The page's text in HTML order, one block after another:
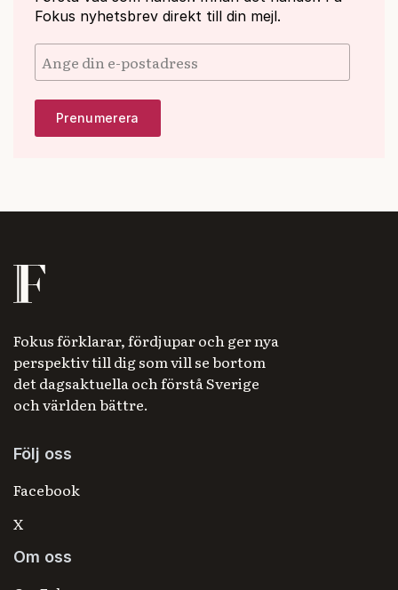
Fokus nyhetsbrev direkt till din mejl.
Fokus förklarar, fördjupar och ger nya
perspektiv till dig som vill se bortom
det dagsaktuella och förstå Sverige
och världen bättre.
Följ oss
Facebook
X
Om oss